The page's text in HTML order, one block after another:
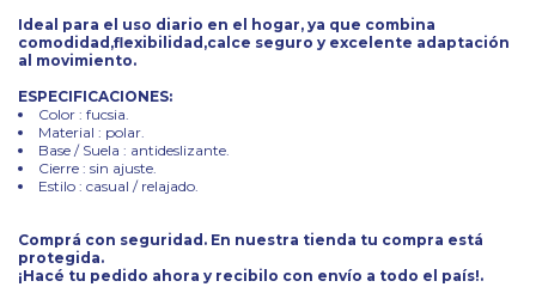
Ideal para el uso diario en el hogar, ya que combina
comodidad,flexibilidad,calce seguro y excelente adaptación
al movimiento.
ESPECIFICACIONES:
Color : fucsia.
Material : polar.
Base / Suela : antideslizante.
Cierre : sin ajuste.
Estilo : casual / relajado.
Comprá con seguridad. En nuestra tienda tu compra está
protegida.
¡Hacé tu pedido ahora y recibilo con envío a todo el país!.